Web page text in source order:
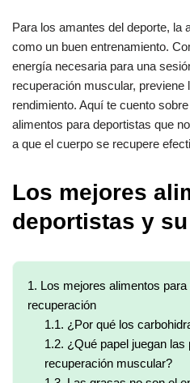
Para los amantes del deporte, la
como un buen entrenamiento.
energía necesaria para una
recuperación muscular, previene
rendimiento. Aquí te cuento
alimentos para deportistas que
a que el cuerpo se recupere
Los mejores
deportistas y
1. Los mejores alimentos
recuperación
1.1. ¿Por qué los
1.2. ¿Qué papel juegan las
recuperación muscular?